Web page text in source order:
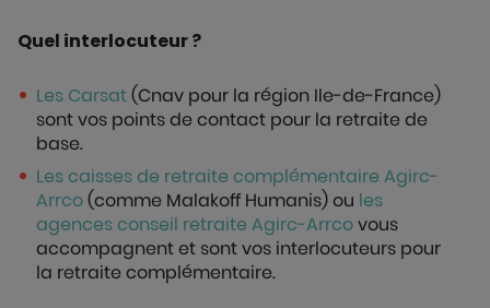
Quel interlocuteur ?
Les Carsat(Cnav pour la région Ile-de-France)
sont vos points de contact pour la retraite de
base.
Les caisses de retraite complémentaire Agirc-
Arrco(comme Malakoff Humanis) ou les
agences conseil retraite Agirc-Arrcovous
accompagnent et sont vos interlocuteurs pour
la retraite complémentaire.